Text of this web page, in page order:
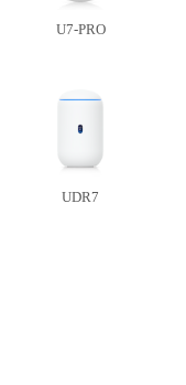
U7-PRO
UDR7